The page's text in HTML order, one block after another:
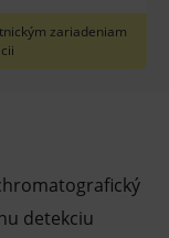
zariadeniam
detekciu